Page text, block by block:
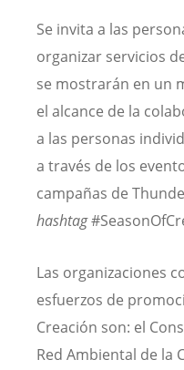
Se invita a las
organizar servicios
se mostrarán en un
el alcance de la
a las personas
a través de los
campañas de
hashtag
Las organizaciones
esfuerzos de
Creación son: el
Red Ambiental de la